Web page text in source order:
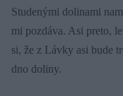
Studenými dolinami
mi pozdáva. Asi preto,
si, že z Lávky asi bude
dno doliny.